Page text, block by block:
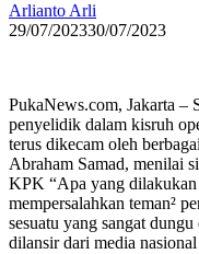
Arlianto Arli
29/07/202330/07/2023
PukaNews.com, Jakarta –
penyelidik dalam kisruh
terus dikecam oleh
Abraham Samad, menilai
KPK “Apa yang
mempersalahkan teman²
sesuatu yang sangat
dilansir dari media